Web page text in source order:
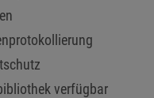
verfügbar